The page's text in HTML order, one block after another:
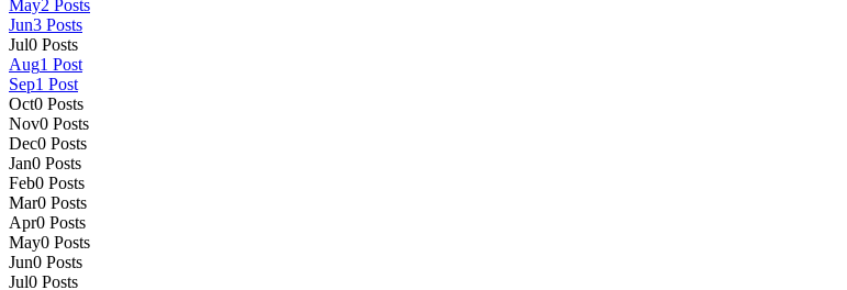
May2 Posts
Jun3 Posts
Jul0 Posts
Aug1 Post
Sep1 Post
Oct0 Posts
Nov0 Posts
Dec0 Posts
Jan0 Posts
Feb0 Posts
Mar0 Posts
Apr0 Posts
May0 Posts
Jun0 Posts
Jul0 Posts